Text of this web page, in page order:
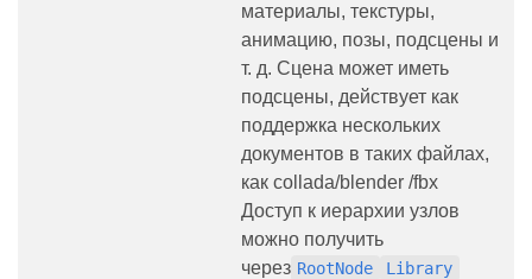
материалы, текстуры,
анимацию, позы, подсцены и
т. д. Сцена может иметь
подсцены, действует как
поддержка нескольких
документов в таких файлах,
как collada/blender /fbx
Доступ к иерархии узлов
можно получить
через RootNode Library